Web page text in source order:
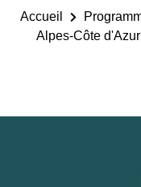
Accueil
Alpes-Côte d'Azur